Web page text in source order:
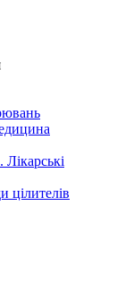
Лікарські
цілителів